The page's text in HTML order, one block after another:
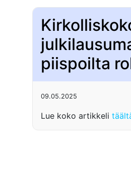
piispoilta
09.05.2025
Lue koko artikkeli